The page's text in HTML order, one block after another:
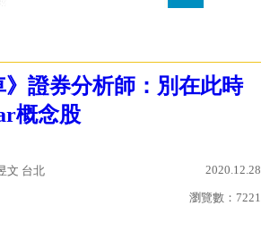
證券分析師：別在此時
概念股
文 台北 2020.12.28
瀏覽數： 7221